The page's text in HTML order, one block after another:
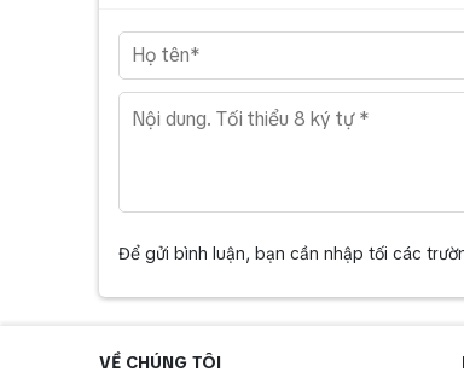
Để gửi bình luận, bạn cần nhập tối các
VỀ CHÚNG TÔI